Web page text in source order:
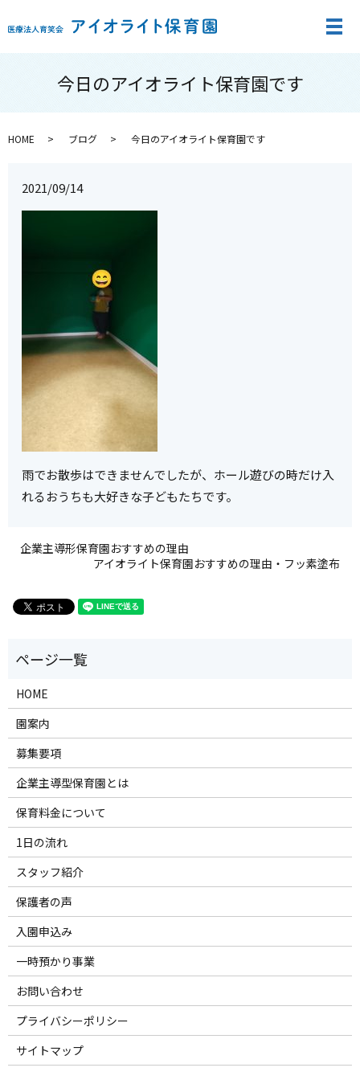
メ
今日のアイオライト保育園です
HOME ブログ 今日のアイオライト保育園です
2021/09/14
雨でお散歩はできませんでしたが、ホール遊びの時だけ入
れるおうちも大好きな子どもたちです。
企業主導形保育園おすすめの理由
アイオライト保育園おすすめの理由・フッ素塗布
HOME
園案内
募集要項
企業主導型保育園とは
保育料金について
1日の流れ
スタッフ紹介
保護者の声
入園申込み
一時預かり事業
お問い合わせ
プライバシーポリシー
サイトマップ